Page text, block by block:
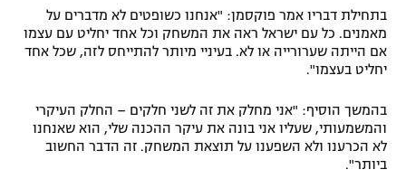
בתחילת דבריו אמר פוקסמן: "אנחנו כשופטים לא מדברים על
מאמנים. כל עם ישראל ראה את המשחק וכל אחד יחליט עם עצמו
אם הייתה שערורייה או לא. בעיניי מיותר להתייחס לזה, שכל אחד
יחליט בעצמו".
בהמשך הוסיף: "אני מחלק את זה לשני חלקים – החלק העיקרי
והמשמעותי, שעליו אני בונה את עיקר ההכנה שלי, הוא שאנחנו
לא הכרענו ולא השפענו על תוצאת המשחק. זה הדבר החשוב
ביותר".